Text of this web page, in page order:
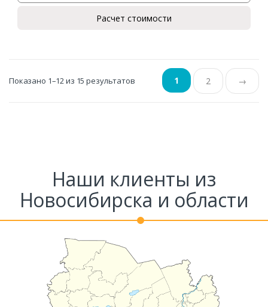
Расчет стоимости
Показано 1–12 из 15 результатов 1 2 →
Наши клиенты из
Новосибирска и области